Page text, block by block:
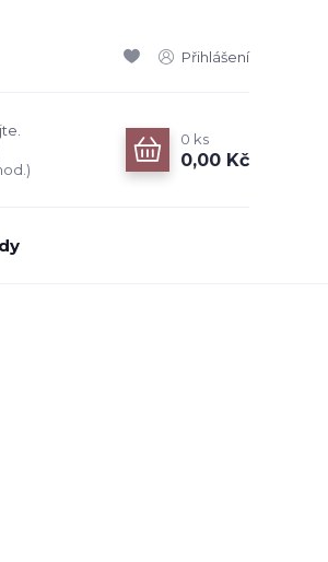
Přihlášení
0 ks
0,00 Kč